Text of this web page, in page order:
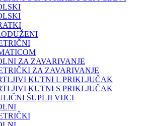
ZA ZAVARIVANJE
ZA ZAVARIVANJE
KUTNI L PRIKLJUČAK
KUTNI S PRIKLJUČAK
ŠUPLJI VIJCI